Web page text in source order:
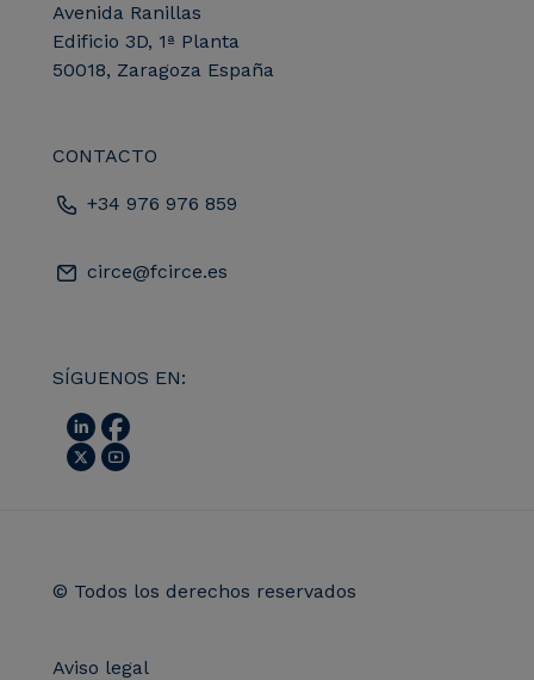
Avenida Ranillas
Edificio 3D, 1ª Planta
50018, Zaragoza España
CONTACTO
+34 976 976 859
circe@fcirce.es
SÍGUENOS EN:
© Todos los derechos reservados
Aviso legal